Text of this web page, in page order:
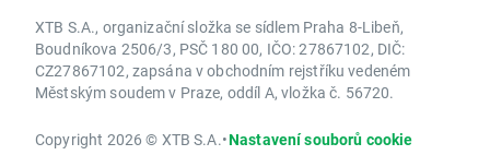
XTB S.A., organizační složka se sídlem Praha 8-Libeň,
Boudníkova 2506/3, PSČ 180 00, IČO: 27867102, DIČ:
CZ27867102, zapsána v obchodním rejstříku vedeném
Městským soudem v Praze, oddíl A, vložka č. 56720.
Copyright 2026 © XTB S.A.•Nastavení souborů cookie